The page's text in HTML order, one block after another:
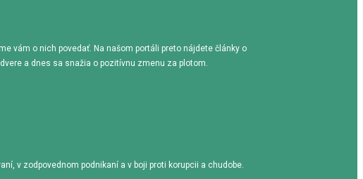
vám o nich povedať. Na našom portáli preto nájdete články o
a dnes sa snažia o pozitívnu zmenu za plotom.
v zodpovednom podnikaní a v boji proti korupcii a chudobe.